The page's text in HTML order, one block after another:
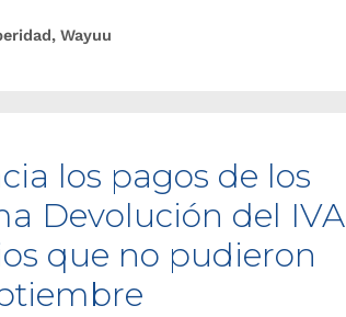
, Wayuu
los pagos de los
Devolución del IVA
que no pudieron